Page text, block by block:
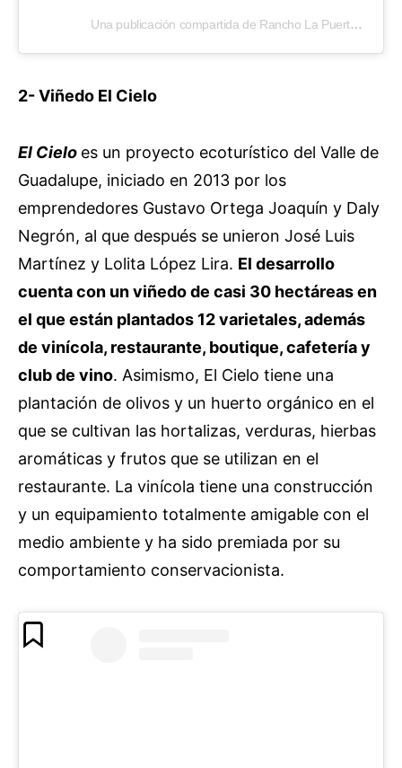
Una publicación compartida de Rancho La Puerta (@rancholapuerta)
2- Viñedo El Cielo
El Cielo es un proyecto ecoturístico del Valle de
Guadalupe, iniciado en 2013 por los
emprendedores Gustavo Ortega Joaquín y Daly
Negrón, al que después se unieron José Luis
Martínez y Lolita López Lira. El desarrollo
cuenta con un viñedo de casi 30 hectáreas en
el que están plantados 12 varietales, además
de vinícola, restaurante, boutique, cafetería y
club de vino. Asimismo, El Cielo tiene una
plantación de olivos y un huerto orgánico en el
que se cultivan las hortalizas, verduras, hierbas
aromáticas y frutos que se utilizan en el
restaurante. La vinícola tiene una construcción
y un equipamiento totalmente amigable con el
medio ambiente y ha sido premiada por su
comportamiento conservacionista.